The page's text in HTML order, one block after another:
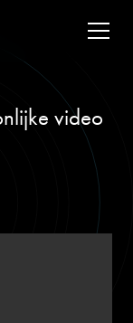
video